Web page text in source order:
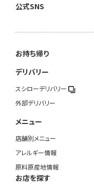
公式SNS
お持ち帰り
デリバリー
スシローデリバリー
外部デリバリー
メニュー
店舗別メニュー
アレルギー情報
原料原産地情報
お店を探す